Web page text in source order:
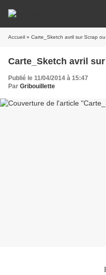
Accueil » Carte_Sketch avril sur Scrap
Carte_Sketch avril
Publié le 11/04/2014 à 15:47
Par Gribouillette